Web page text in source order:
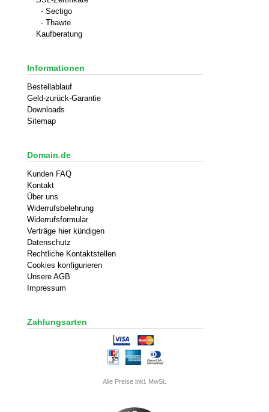
- Sectigo
- Thawte
Kaufberatung
Informationen
Bestellablauf
Geld-zurück-Garantie
Downloads
Sitemap
Domain.de
Kunden FAQ
Kontakt
Über uns
Widerrufsbelehrung
Widerrufsformular
Verträge hier kündigen
Datenschutz
Rechtliche Kontaktstellen
Cookies konfigurieren
Unsere AGB
Impressum
Zahlungsarten
Alle Preise inkl. MwSt.